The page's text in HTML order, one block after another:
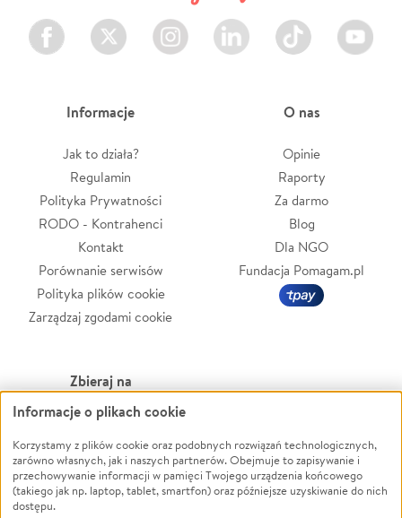
Facebook Twitter Instagram LinkedIn TikTok Youtube
Informacje
Jak to działa?
Regulamin
Polityka Prywatności
RODO - Kontrahenci
Kontakt
Porównanie serwisów
Polityka plików cookie
Zarządzaj zgodami cookie
O nas
Opinie
Raporty
Za darmo
Blog
Dla NGO
Fundacja Pomagam.pl
Zbieraj na
Leczenie
Zwierzęta
Pożar
Ukraina
Powódź
Wichura
NGO
Informacje o plikach cookie
Korzystamy z plików cookie oraz podobnych rozwiązań technologicznych,
zarówno własnych, jak i naszych partnerów. Obejmuje to zapisywanie i
przechowywanie informacji w pamięci Twojego urządzenia końcowego
(takiego jak np. laptop, tablet, smartfon) oraz późniejsze uzyskiwanie do nich
dostępu.